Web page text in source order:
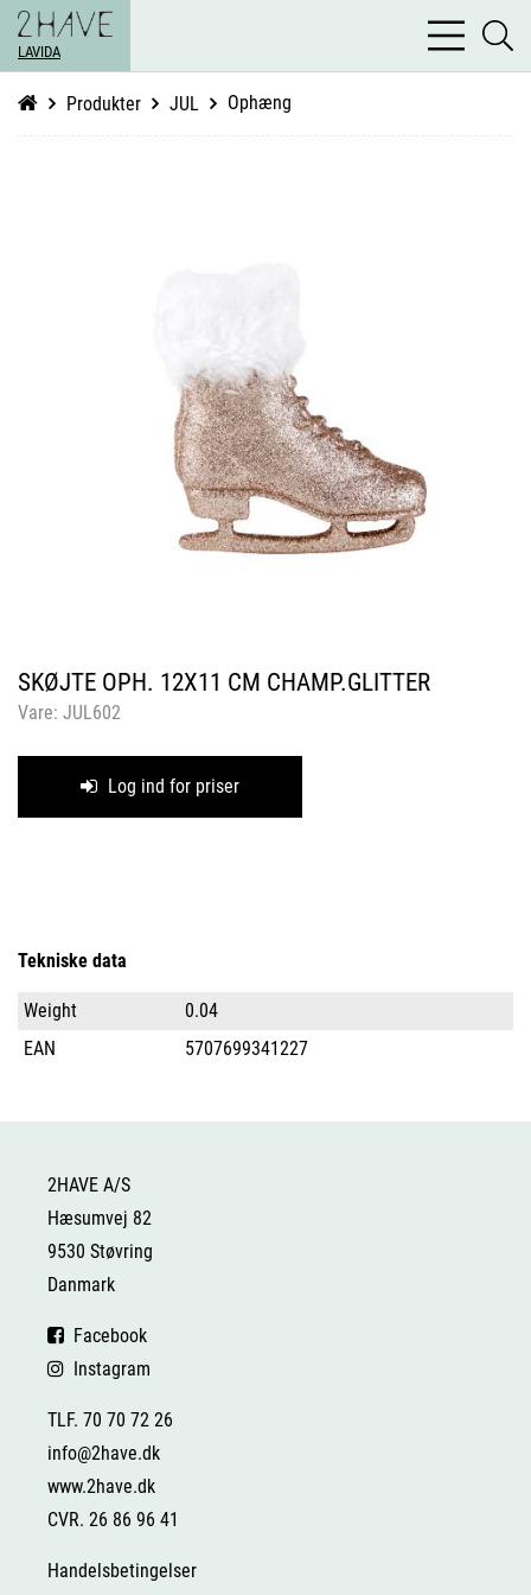
LAVIDA
bars
light
Produkter JUL Ophæng
SKØJTE OPH. 12X11 CM CHAMP.GLITTER
Vare: JUL602
Log ind for priser
Tekniske data
Weight
0.04
EAN
5707699341227
2HAVE A/S
Hæsumvej 82
9530 Støvring
Danmark
Facebook
Instagram
TLF. 70 70 72 26
info@2have.dk
www.2have.dk
CVR. 26 86 96 41
Handelsbetingelser